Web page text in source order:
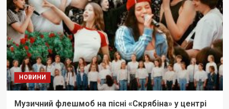
НОВИНИ
Музичний флешмоб на пісні «Скрябіна» у центрі